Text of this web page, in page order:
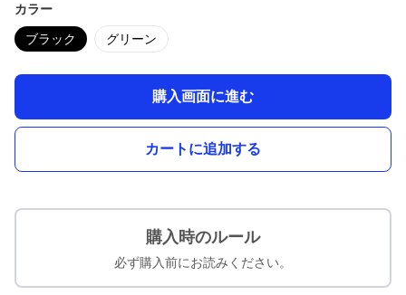
カラー
ブラック グリーン
購入画面に進む
カートに追加する
購入時のルール
必ず購入前にお読みください。